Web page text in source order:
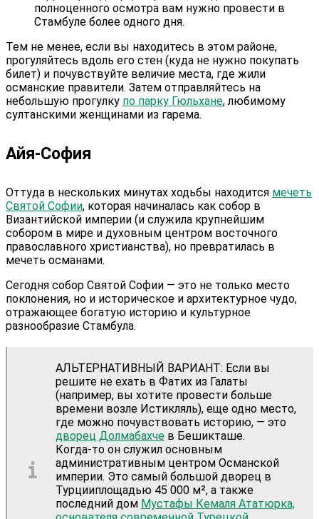
полноценного осмотра вам нужно провести в
Стамбуле более одного дня.
Тем не менее, если вы находитесь в этом районе,
прогуляйтесь вдоль его стен (куда не нужно покупать
билет) и почувствуйте величие места, где жили
османские правители. Затем отправляйтесь на
небольшую прогулку по парку Гюльхане, любимому
султанскими женщинами из гарема.
Айя-София
Оттуда в нескольких минутах ходьбы находится мечеть
Святой Софии, которая начиналась как собор в
Византийской империи (и служила крупнейшим
собором в мире и духовным центром восточного
православного христианства), но превратилась в
мечеть османами.
Сегодня собор Святой Софии — это не только место
поклонения, но и историческое и архитектурное чудо,
отражающее богатую историю и культурное
разнообразие Стамбула.
АЛЬТЕРНАТИВНЫЙ ВАРИАНТ: Если вы
решите не ехать в Фатих из Галаты
(например, вы хотите провести больше
времени возле Истикляль), еще одно место,
где можно почувствовать историю, — это
дворец Долмабахче в Бешикташе.
Когда-то он служил основным
административным центром Османской
империи. Это самый большой дворец в
Турцииплощадью 45 000 м², а также
последний дом Мустафы Кемаля Ататюрка,